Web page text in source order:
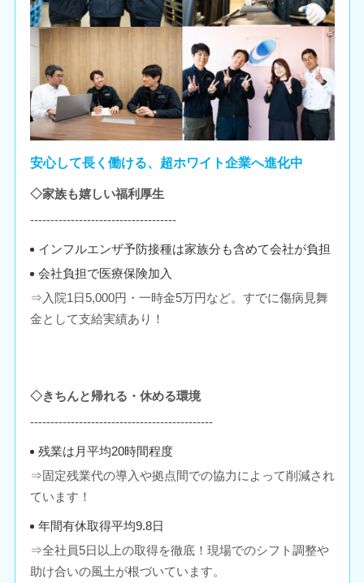
安心して長く働ける、超ホワイト企業へ進化中
◇家族も嬉しい福利厚生
------------------------------------
インフルエンザ予防接種は家族分も含めて会社が負担
会社負担で医療保険加入
⇒入院1日5,000円・一時金5万円など。すでに傷病見舞
金として支給実績あり！
◇きちんと帰れる・休める環境
---------------------------------------------
残業は月平均20時間程度
⇒固定残業代の導入や拠点間での協力によって削減され
ています！
年間有休取得平均9.8日
⇒全社員5日以上の取得を徹底！現場でのシフト調整や
助け合いの風土が根づいています。